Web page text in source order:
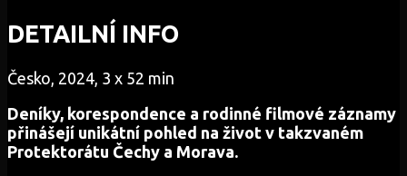
DETAILNÍ INFO
Česko, 2024, 3 x 52 min
Deníky, korespondence a rodinné filmové záznamy
přinášejí unikátní pohled na život v takzvaném
Protektorátu Čechy a Morava.